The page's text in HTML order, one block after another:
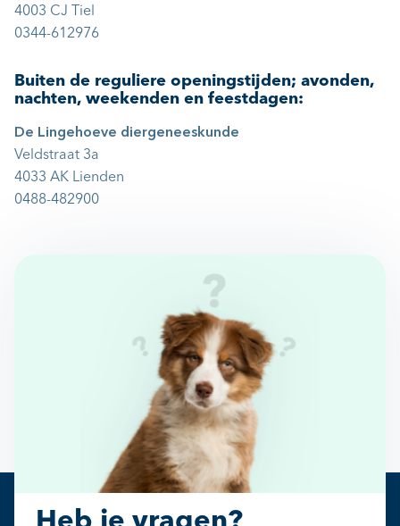
4003 CJ Tiel
0344-612976
Buiten de reguliere openingstijden; avonden,
nachten, weekenden en feestdagen:
De Lingehoeve diergeneeskunde
Veldstraat 3a
4033 AK Lienden
0488-482900